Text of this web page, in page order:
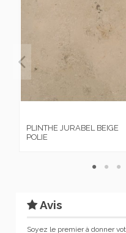
PLINTHE JURABEL BEIGE
POLIE
Avis
Soyez le premier à donner